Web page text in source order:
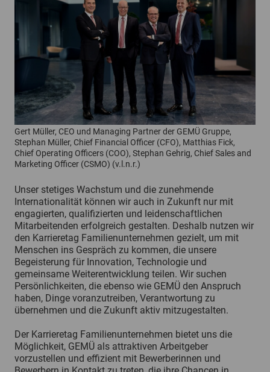
Gert Müller, CEO und Managing Partner der GEMÜ Gruppe,
Stephan Müller, Chief Financial Officer (CFO), Matthias Fick,
Chief Operating Officers (COO), Stephan Gehrig, Chief Sales and
Marketing Officer (CSMO) (v.l.n.r.)
Unser stetiges Wachstum und die zunehmende
Internationalität können wir auch in Zukunft nur mit
engagierten, qualifizierten und leidenschaftlichen
Mitarbeitenden erfolgreich gestalten. Deshalb nutzen wir
den Karrieretag Familienunternehmen gezielt, um mit
Menschen ins Gespräch zu kommen, die unsere
Begeisterung für Innovation, Technologie und
gemeinsame Weiterentwicklung teilen. Wir suchen
Persönlichkeiten, die ebenso wie GEMÜ den Anspruch
haben, Dinge voranzutreiben, Verantwortung zu
übernehmen und die Zukunft aktiv mitzugestalten.
Der Karrieretag Familienunternehmen bietet uns die
Möglichkeit, GEMÜ als attraktiven Arbeitgeber
vorzustellen und effizient mit Bewerberinnen und